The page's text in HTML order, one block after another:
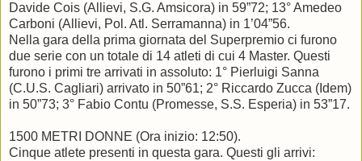
Davide Cois (Allievi, S.G. Amsicora) in 59”72; 13° Amedeo
Carboni (Allievi, Pol. Atl. Serramanna) in 1’04”56.
Nella gara della prima giornata del Superpremio ci furono
due serie con un totale di 14 atleti di cui 4 Master. Questi
furono i primi tre arrivati in assoluto: 1° Pierluigi Sanna
(C.U.S. Cagliari) arrivato in 50”61; 2° Riccardo Zucca (Idem)
in 50”73; 3° Fabio Contu (Promesse, S.S. Esperia) in 53”17.
1500 METRI DONNE (Ora inizio: 12:50).
Cinque atlete presenti in questa gara. Questi gli arrivi: